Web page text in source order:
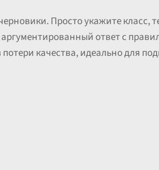
Просто укажите класс,
ответ с
качества, идеально для